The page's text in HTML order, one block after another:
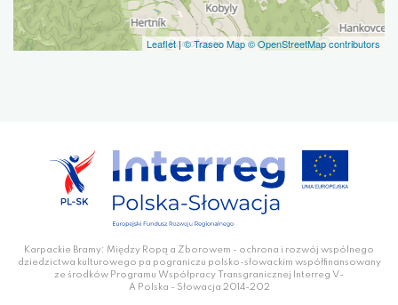
Leaflet| © Traseo Map© OpenStreetMap contributors
Karpackie Bramy: Między Ropą a Zborowem - ochrona i rozwój wspólnego
dziedzictwa kulturowego pa pograniczu polsko-słowackim współfinansowany
ze środków Programu Współpracy Transgranicznej Interreg V-
A Polska - Słowacja 2014-202